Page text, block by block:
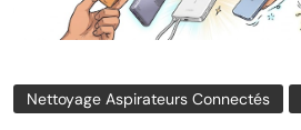
Nettoyage Aspirateurs Connectés